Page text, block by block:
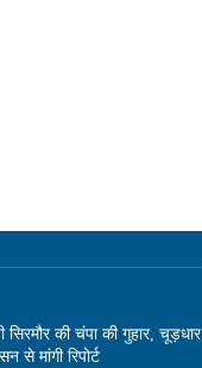
सिरमौर की चंपा की गुहार, चूड़धार
से मांगी रिपोर्ट